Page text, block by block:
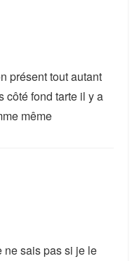
présent tout autant
côté fond tarte il y a
même
ne sais pas si je le